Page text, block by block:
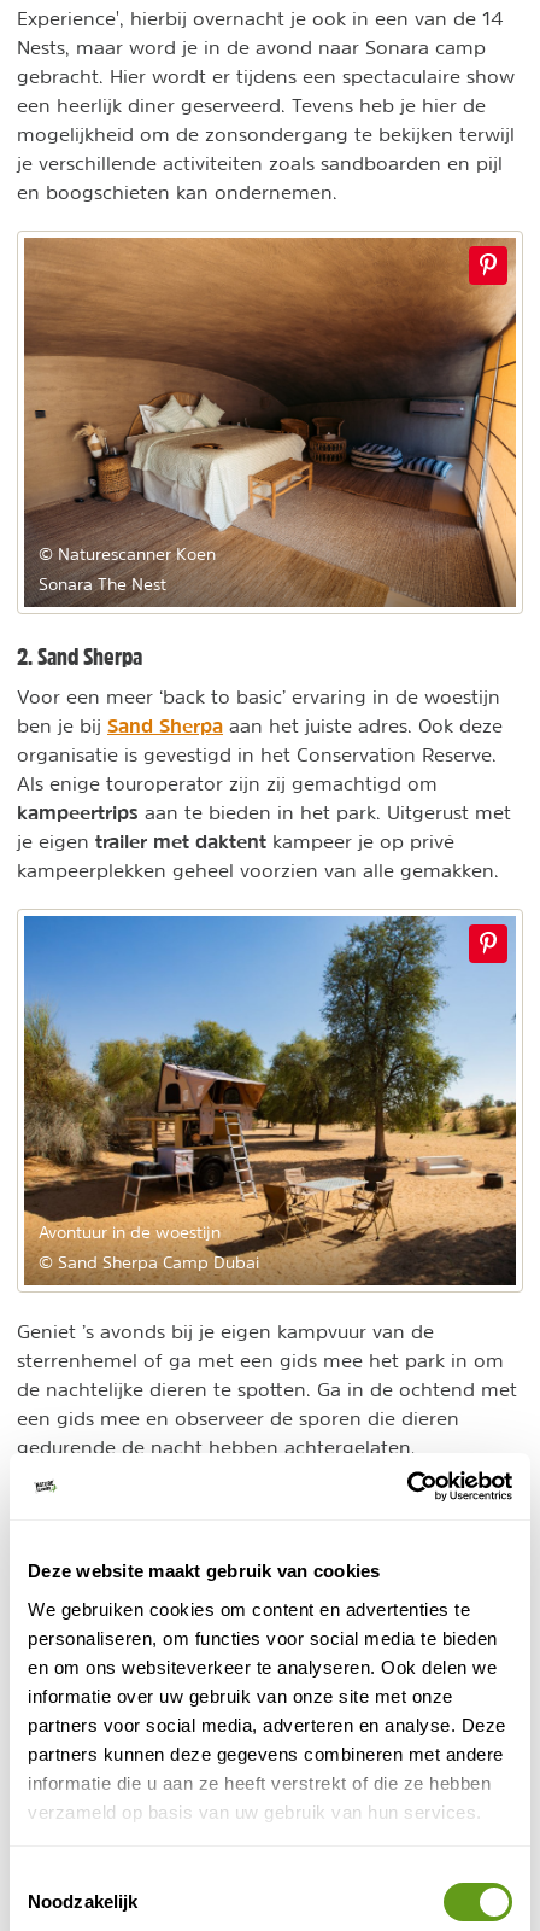
Deze website maakt gebruik van cookies
We gebruiken cookies om content en advertenties te
personaliseren, om functies voor social media te bieden
en om ons websiteverkeer te analyseren. Ook delen we
informatie over uw gebruik van onze site met onze
partners voor social media, adverteren en analyse. Deze
partners kunnen deze gegevens combineren met andere
informatie die u aan ze heeft verstrekt of die ze hebben
verzameld op basis van uw gebruik van hun services.
Noodzakelijk
Experience', hierbij overnacht je ook in een van de 14
Nests, maar word je in de avond naar Sonara camp
gebracht. Hier wordt er tijdens een spectaculaire show
een heerlijk diner geserveerd. Tevens heb je hier de
mogelijkheid om de zonsondergang te bekijken terwijl
je verschillende activiteiten zoals sandboarden en pijl
en boogschieten kan ondernemen.
© Naturescanner Koen
Sonara The Nest
2. Sand Sherpa
Voor een meer ‘back to basic’ ervaring in de woestijn
ben je bij Sand Sherpa aan het juiste adres. Ook deze
organisatie is gevestigd in het Conservation Reserve.
Als enige touroperator zijn zij gemachtigd om
kampeertrips aan te bieden in het park. Uitgerust met
je eigen trailer met daktent kampeer je op privé
kampeerplekken geheel voorzien van alle gemakken.
Avontuur in de woestijn
© Sand Sherpa Camp Dubai
Geniet ’s avonds bij je eigen kampvuur van de
sterrenhemel of ga met een gids mee het park in om
de nachtelijke dieren te spotten. Ga in de ochtend met
een gids mee en observeer de sporen die dieren
gedurende de nacht hebben achtergelaten.
Resorts bevindt zich in de gelijknamige stad midden
tussen de pieken van het Hajar gebergte. Je hebt hier
verschillende opties voor je overnachting. Je kan
verblijven in caravans of domes. Twee echte glamping
opties waarbij je van alle gemakken voorzien bent
terwijl je geniet van je eigen kampeeravontuur. Wil je
iets meer luxe, kies dan voor deDamani lodges.